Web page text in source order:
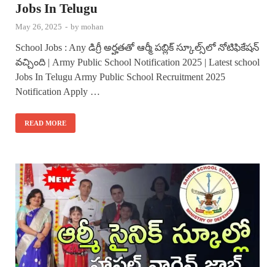
Jobs In Telugu
May 26, 2025 - by mohan
School Jobs : Any డిగ్రీ అర్హతతో ఆర్మీ పబ్లిక్ స్కూల్స్‌లో నోటిఫికేషన్
వచ్చింది | Army Public School Notification 2025 | Latest school
Jobs In Telugu Army Public School Recruitment 2025
Notification Apply …
READ MORE